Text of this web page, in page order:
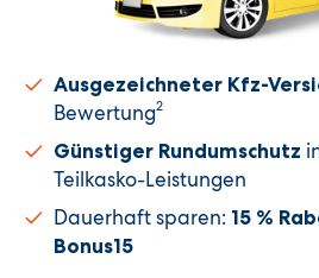
Ausgezeichneter Kfz-
Bewertung2
Günstiger Rundumschutz
Teilkasko-Leistungen
Dauerhaft sparen: 15 %
Bonus15